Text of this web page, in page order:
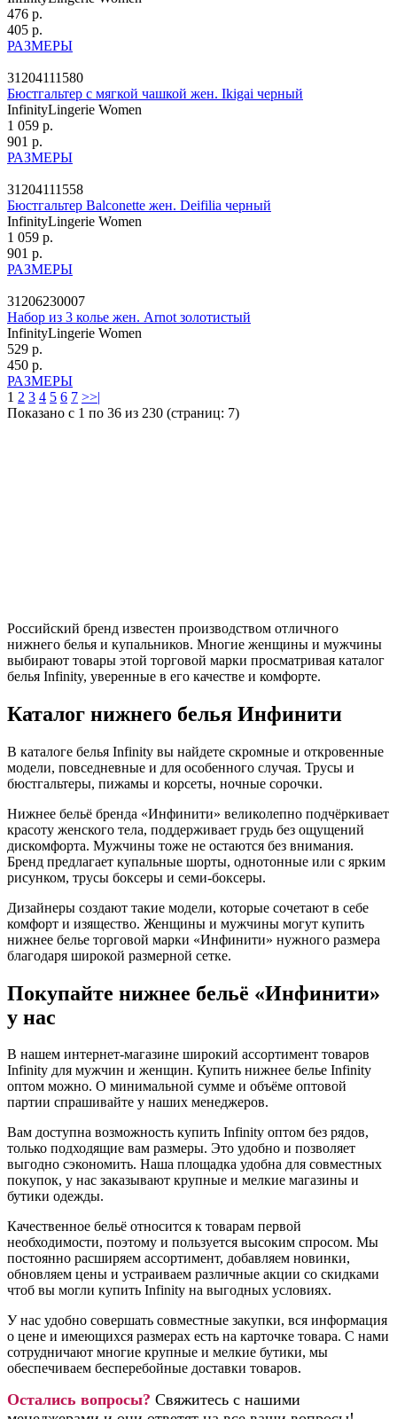
476 р.
405 р.
РАЗМЕРЫ
31204111580
Бюстгальтер с мягкой чашкой жен. Ikigai черный
InfinityLingerie Women
1 059 р.
901 р.
РАЗМЕРЫ
31204111558
Бюстгальтер Balconette жен. Deifilia черный
InfinityLingerie Women
1 059 р.
901 р.
РАЗМЕРЫ
31206230007
Набор из 3 колье жен. Arnot золотистый
InfinityLingerie Women
529 р.
450 р.
РАЗМЕРЫ
1 2 3 4 5 6 7 >>|
Показано с 1 по 36 из 230 (страниц: 7)
Российский бренд известен производством отличного
нижнего белья и купальников. Многие женщины и мужчины
выбирают товары этой торговой марки просматривая каталог
белья Infinity, уверенные в его качестве и комфорте.
Каталог нижнего белья Инфинити
В каталоге белья Infinity вы найдете скромные и откровенные
модели, повседневные и для особенного случая. Трусы и
бюстгальтеры, пижамы и корсеты, ночные сорочки.
Нижнее бельё бренда «Инфинити» великолепно подчёркивает
красоту женского тела, поддерживает грудь без ощущений
дискомфорта. Мужчины тоже не остаются без внимания.
Бренд предлагает купальные шорты, однотонные или с ярким
рисунком, трусы боксеры и семи-боксеры.
Дизайнеры создают такие модели, которые сочетают в себе
комфорт и изящество. Женщины и мужчины могут купить
нижнее белье торговой марки «Инфинити» нужного размера
благодаря широкой размерной сетке.
Покупайте нижнее бельё «Инфинити»
у нас
В нашем интернет-магазине широкий ассортимент товаров
Infinity для мужчин и женщин. Купить нижнее белье Infinity
оптом можно. О минимальной сумме и объёме оптовой
партии спрашивайте у наших менеджеров.
Вам доступна возможность купить Infinity оптом без рядов,
только подходящие вам размеры. Это удобно и позволяет
выгодно сэкономить. Наша площадка удобна для совместных
покупок, у нас заказывают крупные и мелкие магазины и
бутики одежды.
Качественное бельё относится к товарам первой
необходимости, поэтому и пользуется высоким спросом. Мы
постоянно расширяем ассортимент, добавляем новинки,
обновляем цены и устраиваем различные акции со скидками
чтоб вы могли купить Infinity на выгодных условиях.
У нас удобно совершать совместные закупки, вся информация
о цене и имеющихся размерах есть на карточке товара. С нами
сотрудничают многие крупные и мелкие бутики, мы
обеспечиваем бесперебойные доставки товаров.
Остались вопросы? Свяжитесь с нашими